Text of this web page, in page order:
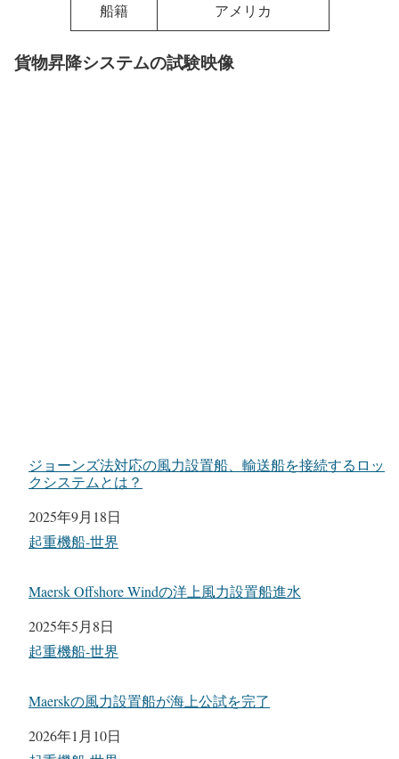
船籍 アメリカ
貨物昇降システムの試験映像
ジョーンズ法対応の風力設置船、輸送船を接続するロッ
クシステムとは？
日付
2025年9月18日
関連理由
起重機船-世界
Maersk Offshore Windの洋上風力設置船進水
日付
2025年5月8日
関連理由
起重機船-世界
Maerskの風力設置船が海上公試を完了
日付
2026年1月10日